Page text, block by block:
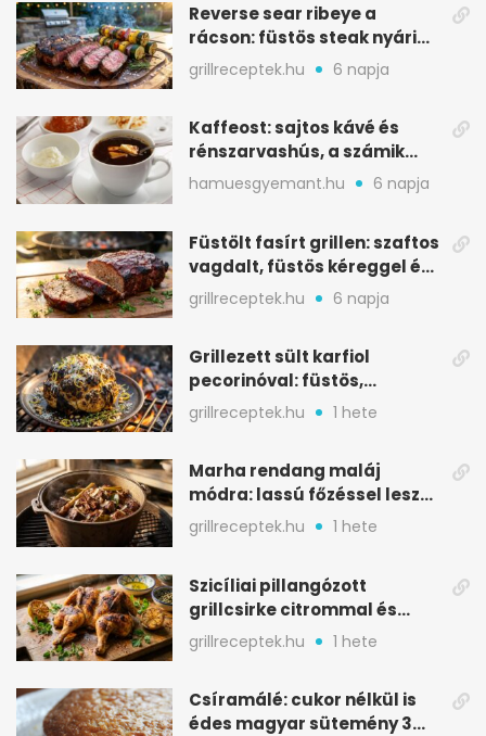
Reverse sear ribeye a
rácson: füstös steak nyári
tökkebabbal
grillreceptek.hu 6 napja
Kaffeost: sajtos kávé és
rénszarvashús, a számik
melegítő itala
hamuesgyemant.hu 6 napja
Füstölt fasírt grillen: szaftos
vagdalt, füstös kéreggel és
BBQ mázzal
grillreceptek.hu 6 napja
Grillezett sült karfiol
pecorinóval: füstös,
karamellizált nyári kedvenc
grillreceptek.hu 1 hete
Marha rendang maláj
módra: lassú főzéssel lesz
igazán szaftos
grillreceptek.hu 1 hete
Szicíliai pillangózott
grillcsirke citrommal és
oregánóval
grillreceptek.hu 1 hete
Csíramálé: cukor nélkül is
édes magyar sütemény 3